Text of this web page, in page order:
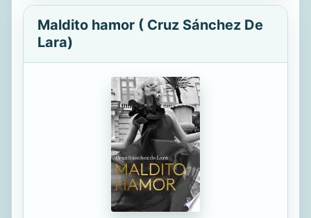
Maldito hamor ( Cruz Sánchez De
Lara)